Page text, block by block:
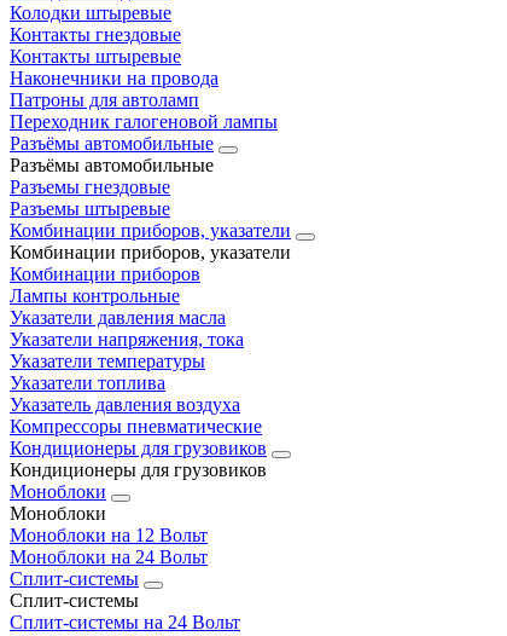
Колодки штыревые
Контакты гнездовые
Контакты штыревые
Наконечники на провода
Патроны для автоламп
Переходник галогеновой лампы
Разъёмы автомобильные
Разъёмы автомобильные
Разъемы гнездовые
Разъемы штыревые
Комбинации приборов, указатели
Комбинации приборов, указатели
Комбинации приборов
Лампы контрольные
Указатели давления масла
Указатели напряжения, тока
Указатели температуры
Указатели топлива
Указатель давления воздуха
Компрессоры пневматические
Кондиционеры для грузовиков
Кондиционеры для грузовиков
Моноблоки
Моноблоки
Моноблоки на 12 Вольт
Моноблоки на 24 Вольт
Сплит-системы
Сплит-системы
Сплит‑системы на 24 Вольт